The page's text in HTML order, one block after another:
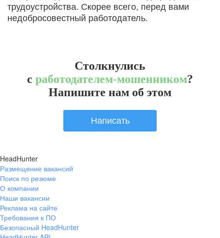
трудоустройства. Скорее всего, перед вами
недобросовестный работодатель.
Столкнулись
с работодателем-мошенником?
Напишите нам об этом
Написать
HeadHunter
Размещение вакансий
Поиск по резюме
О компании
Наши вакансии
Реклама на сайте
Требования к ПО
Безопасный HeadHunter